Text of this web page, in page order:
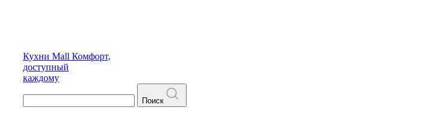
Кухни Mall Комфорт,
доступный
каждому
Поиск